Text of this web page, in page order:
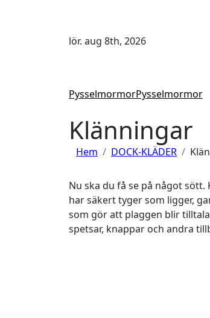
lör. aug 8th, 2026
PysselmormorPysselmormor
Klänningar
Hem DOCK-KLÄDER
Nu ska du få se på något sött.
har säkert tyger som ligger,
som gör att plaggen blir
spetsar, knappar och andra